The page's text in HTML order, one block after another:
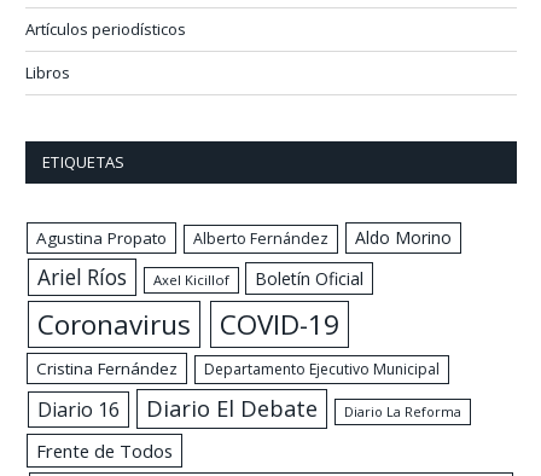
Artículos periodísticos
Libros
ETIQUETAS
Agustina Propato Alberto Fernández Aldo Morino
Ariel Ríos Axel Kicillof Boletín Oficial
Coronavirus COVID-19
Cristina Fernández Departamento Ejecutivo Municipal
Diario 16 Diario El Debate Diario La Reforma
Frente de Todos